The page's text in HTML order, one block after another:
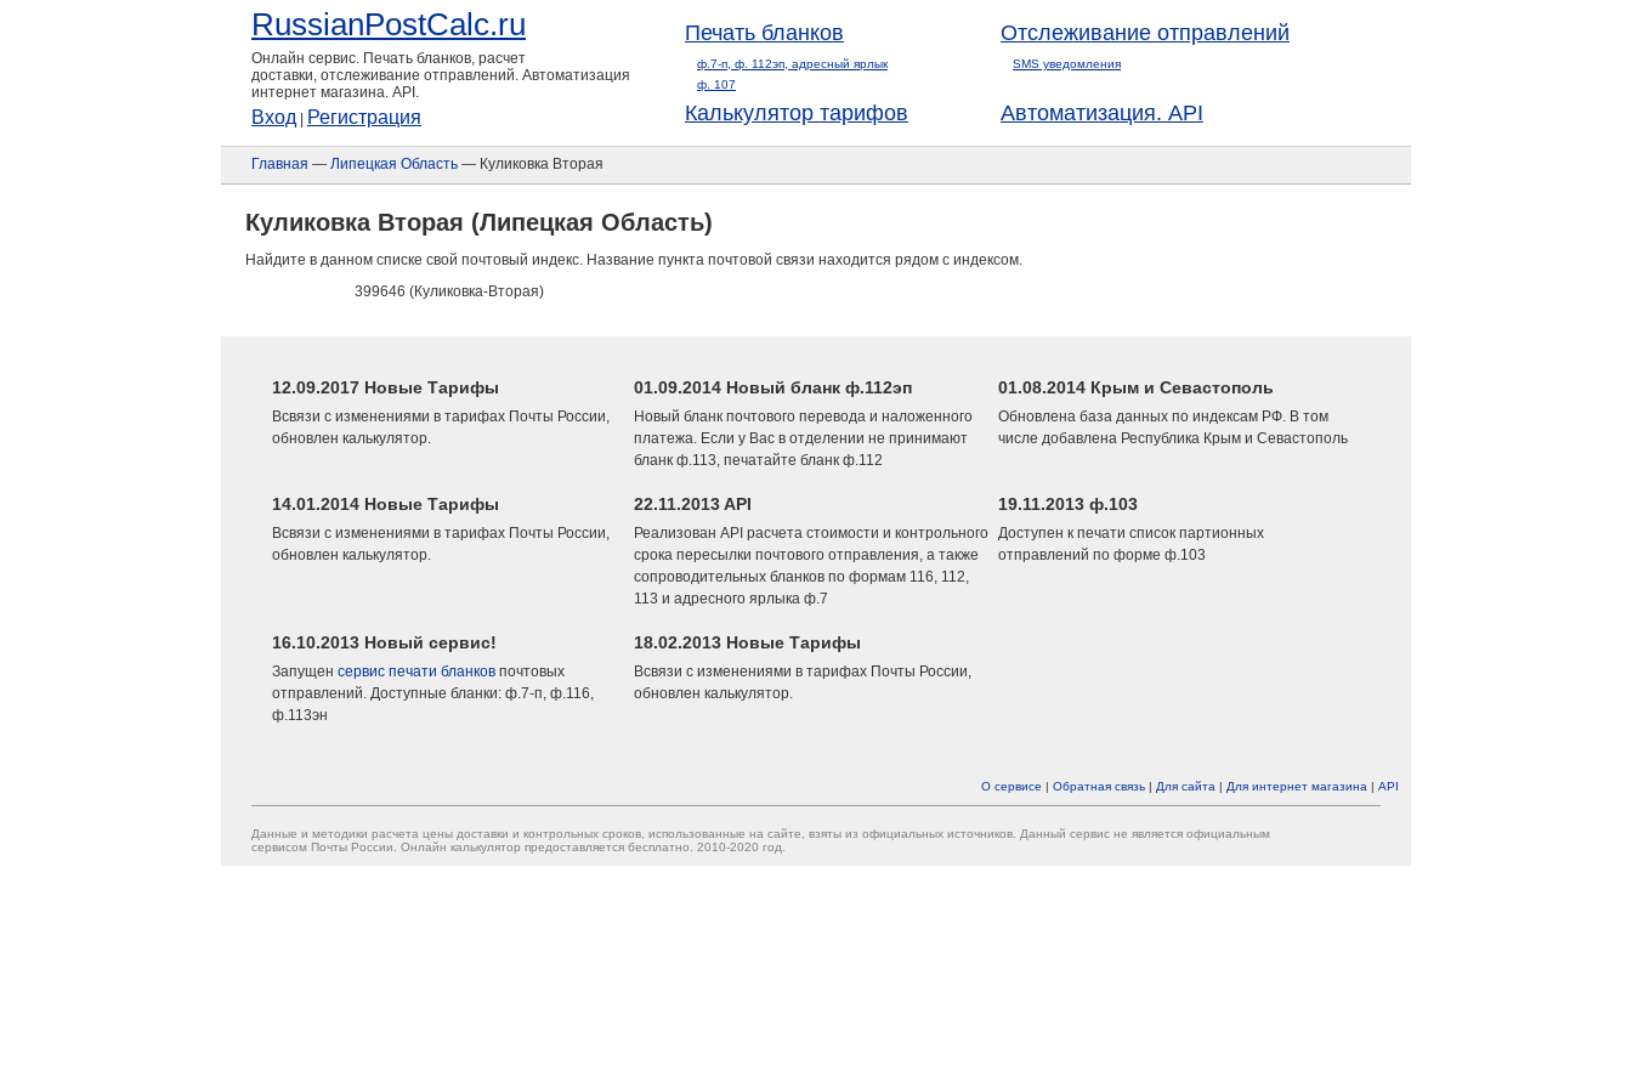
RussianPostCalc.ru
Онлайн сервис. Печать бланков, расчет
доставки, отслеживание отправлений. Автоматизация
интернет магазина. API.
Вход Регистрация
Печать бланков
ф.7-п, ф. 112эп, адресный ярлык
ф. 107
Отслеживание отправлений
SMS уведомления
Калькулятор тарифов Автоматизация. API
Главная — Липецкая Область — Куликовка Вторая
Куликовка Вторая (Липецкая Область)
Найдите в данном списке свой почтовый индекс. Название пункта почтовой связи находится рядом с индексом.
399646 (Куликовка-Вторая)
12.09.2017 Новые Тарифы
Всвязи с изменениями в тарифах Почты России,
обновлен калькулятор.
01.09.2014 Новый бланк ф.112эп
Новый бланк почтового перевода и наложенного
платежа. Если у Вас в отделении не принимают
бланк ф.113, печатайте бланк ф.112
01.08.2014 Крым и Севастополь
Обновлена база данных по индексам РФ. В том
числе добавлена Республика Крым и Севастополь
14.01.2014 Новые Тарифы
Всвязи с изменениями в тарифах Почты России,
обновлен калькулятор.
22.11.2013 API
Реализован API расчета стоимости и контрольного
срока пересылки почтового отправления, а также
сопроводительных бланков по формам 116, 112,
113 и адресного ярлыка ф.7
19.11.2013 ф.103
Доступен к печати список партионных
отправлений по форме ф.103
16.10.2013 Новый сервис!
Запущен сервис печати бланков почтовых
отправлений. Доступные бланки: ф.7-п, ф.116,
ф.113эн
18.02.2013 Новые Тарифы
Всвязи с изменениями в тарифах Почты России,
обновлен калькулятор.
О сервисе | Обратная связь | Для сайта | Для интернет магазина | API
Данные и методики расчета цены доставки и контрольных сроков, использованные на сайте, взяты из официальных источников. Данный сервис не является официальным
сервисом Почты России. Онлайн калькулятор предоставляется бесплатно. 2010-2020 год.